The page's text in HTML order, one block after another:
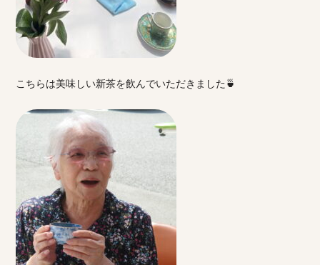
こちらは美味しい新茶を飲んでいただきました🍵